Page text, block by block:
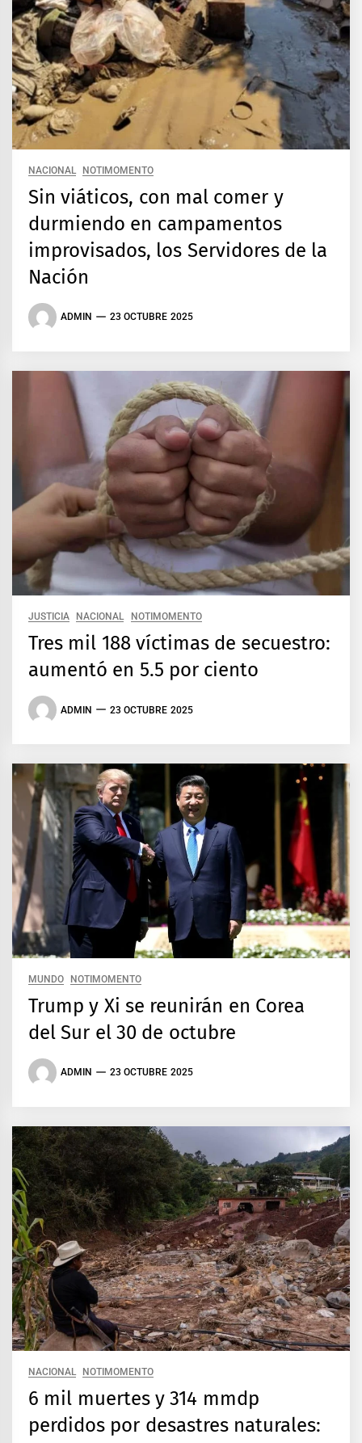
NACIONAL NOTIMOMENTO
Sin viáticos, con mal comer y
durmiendo en campamentos
improvisados, los Servidores de la
Nación
ADMIN 23 OCTUBRE 2025
JUSTICIA NACIONAL NOTIMOMENTO
Tres mil 188 víctimas de secuestro:
aumentó en 5.5 por ciento
ADMIN 23 OCTUBRE 2025
MUNDO NOTIMOMENTO
Trump y Xi se reunirán en Corea
del Sur el 30 de octubre
ADMIN 23 OCTUBRE 2025
NACIONAL NOTIMOMENTO
6 mil muertes y 314 mmdp
perdidos por desastres naturales: